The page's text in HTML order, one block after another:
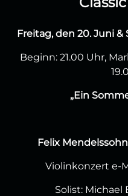
Freitag, den 20. Juni &
Beginn: 21.00 Uhr,
„Ein
Felix
Violinkonzert e-
Solist: Michael